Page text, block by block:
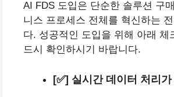
AI FDS 도입은 단순한 솔루션 구
니스 프로세스 전체를 혁신하는
다. 성공적인 도입을 위해 아래 체
드시 확인하시기 바랍니다.
[✅] 실시간 데이터 처리